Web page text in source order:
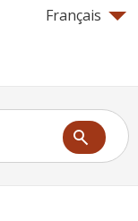
Français